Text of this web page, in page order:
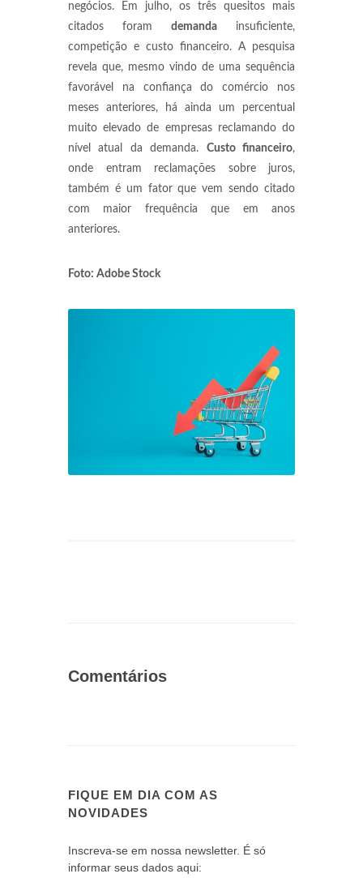
negócios. Em julho, os três quesitos mais
citados foram demanda insuficiente,
competição e custo financeiro. A pesquisa
revela que, mesmo vindo de uma sequência
favorável na confiança do comércio nos
meses anteriores, há ainda um percentual
muito elevado de empresas reclamando do
nível atual da demanda. Custo financeiro,
onde entram reclamações sobre juros,
também é um fator que vem sendo citado
com maior frequência que em anos
anteriores.
Foto: Adobe Stock
Comentários
FIQUE EM DIA COM AS
NOVIDADES
Inscreva-se em nossa newsletter. É só
informar seus dados aqui: